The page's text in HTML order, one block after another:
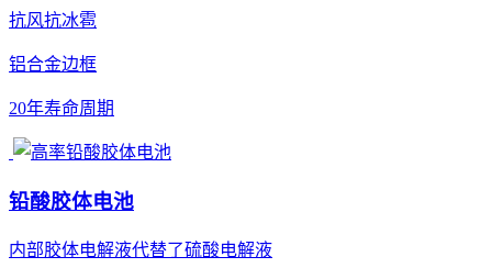
抗风抗冰雹
铝合金边框
20年寿命周期
铅酸胶体电池
内部胶体电解液代替了硫酸电解液